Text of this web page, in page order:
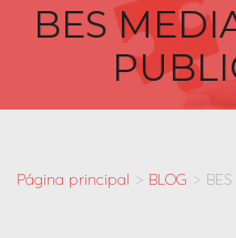
BES
Página principal > BLOG >